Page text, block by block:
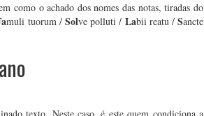
como o achado dos nomes das notas, tiradas do
muli tuorum /Solve polluti / Labii reatu /Sancte